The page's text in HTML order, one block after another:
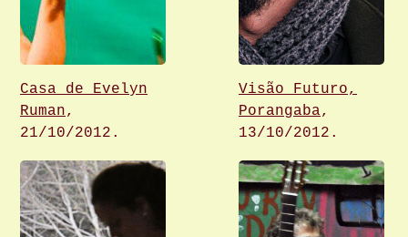
Casa de Evelyn
Ruman,
21/10/2012.
Visão Futuro,
Porangaba,
13/10/2012.